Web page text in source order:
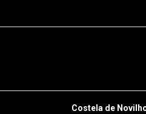
Costela de